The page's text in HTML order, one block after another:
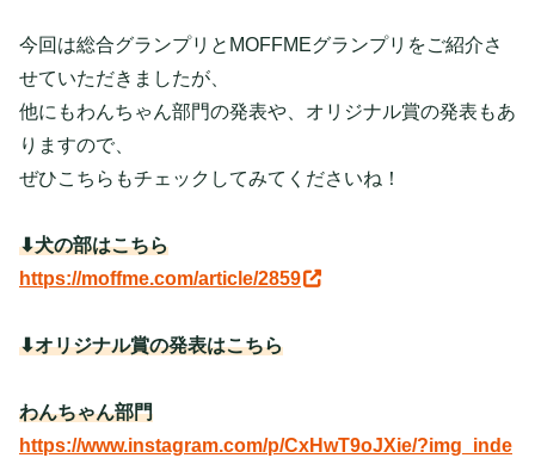
今回は総合グランプリとMOFFMEグランプリをご紹介さ
せていただきましたが、
他にもわんちゃん部門の発表や、オリジナル賞の発表もあ
りますので、
ぜひこちらもチェックしてみてくださいね！
⬇︎犬の部はこちら
https://moffme.com/article/2859
⬇︎オリジナル賞の発表はこちら
わんちゃん部門
https://www.instagram.com/p/CxHwT9oJXie/?img_inde